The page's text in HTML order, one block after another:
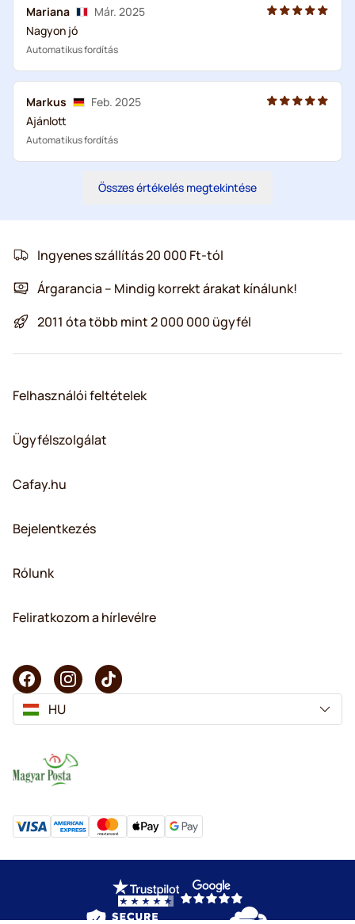
Mariana
Már. 2025
Nagyon jó
Automatikus fordítás
Markus
Feb. 2025
Ajánlott
Automatikus fordítás
Összes értékelés megtekintése
Ingyenes szállítás 20 000 Ft-tól
Árgarancia – Mindig korrekt árakat kínálunk!
2011 óta több mint 2 000 000 ügyfél
Felhasználói feltételek
Ügyfélszolgálat
Cafay.hu
Bejelentkezés
Rólunk
Feliratkozom a hírlevélre
HU